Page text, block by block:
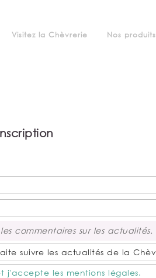
Nos produits
Visitez la Chèvrerie
commentaires sur les actualités.
suivre les actualités de la
j'accepte les mentions légales.